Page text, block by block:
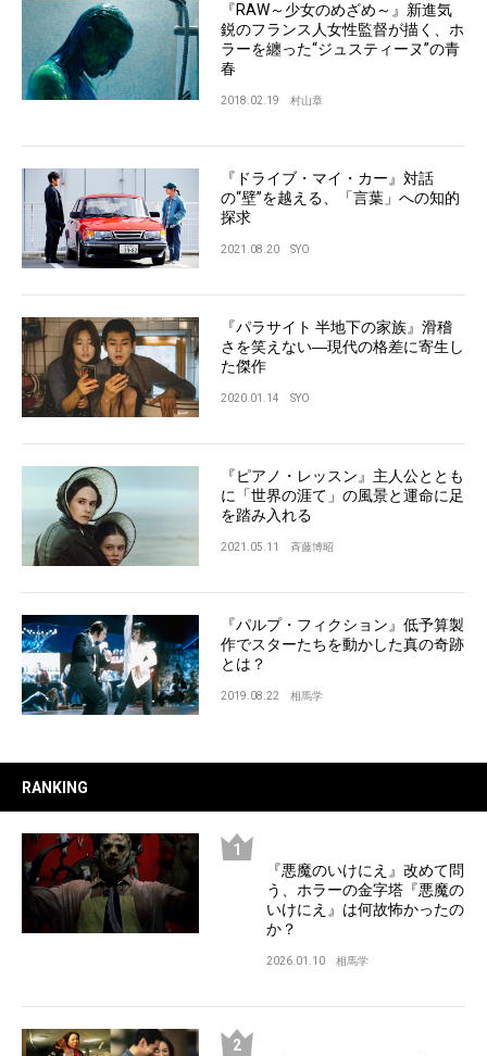
『RAW～少女のめざめ～』新進気
鋭のフランス人女性監督が描く、ホ
ラーを纏った“ジュスティーヌ”の青
春
2018.02.19 村山章
『ドライブ・マイ・カー』対話
の“壁”を越える、「言葉」への知的
探求
2021.08.20 SYO
『パラサイト 半地下の家族』滑稽
さを笑えない―現代の格差に寄生し
た傑作
2020.01.14 SYO
『ピアノ・レッスン』主人公ととも
に「世界の涯て」の風景と運命に足
を踏み入れる
2021.05.11 斉藤博昭
『パルプ・フィクション』低予算製
作でスターたちを動かした真の奇跡
とは？
2019.08.22 相馬学
RANKING
『悪魔のいけにえ』改めて問
う、ホラーの金字塔『悪魔の
いけにえ』は何故怖かったの
か？
2026.01.10 相馬学